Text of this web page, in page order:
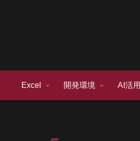
Excel 開発環境 AI活用